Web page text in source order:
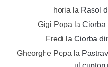
horia la Rasol
Gigi Popa la Ciorba
Fredi la Ciorba
Gheorghe Popa la
ul